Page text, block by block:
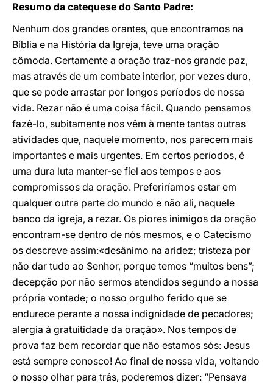
Resumo da catequese do Santo Padre:
Nenhum dos grandes orantes, que encontramos na
Bíblia e na História da Igreja, teve uma oração
cômoda. Certamente a oração traz-nos grande paz,
mas através de um combate interior, por vezes duro,
que se pode arrastar por longos períodos de nossa
vida. Rezar não é uma coisa fácil. Quando pensamos
fazê-lo, subitamente nos vêm à mente tantas outras
atividades que, naquele momento, nos parecem mais
importantes e mais urgentes. Em certos períodos, é
uma dura luta manter-se fiel aos tempos e aos
compromissos da oração. Preferiríamos estar em
qualquer outra parte do mundo e não ali, naquele
banco da igreja, a rezar. Os piores inimigos da oração
encontram-se dentro de nós mesmos, e o Catecismo
os descreve assim:«desânimo na aridez; tristeza por
não dar tudo ao Senhor, porque temos “muitos bens”;
decepção por não sermos atendidos segundo a nossa
própria vontade; o nosso orgulho ferido que se
endurece perante a nossa indignidade de pecadores;
alergia à gratuitidade da oração». Nos tempos de
prova faz bem recordar que não estamos sós: Jesus
está sempre conosco! Ao final de nossa vida, voltando
o nosso olhar para trás, poderemos dizer: “Pensava